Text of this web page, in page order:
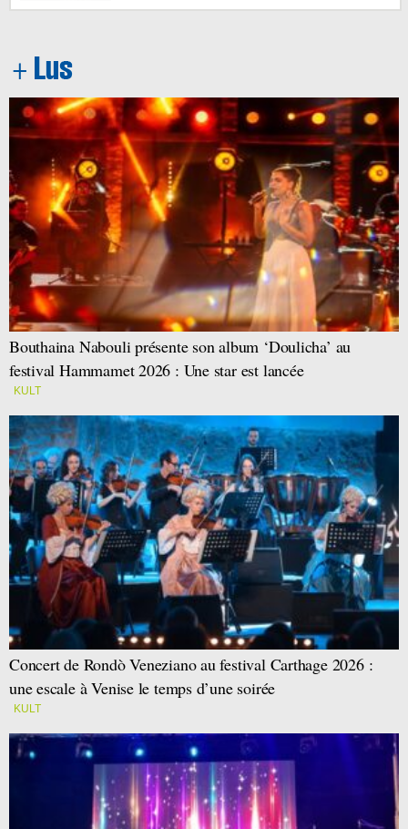
Bouthaina Nabouli présente son album ‘Doulicha’ au
festival Hammamet 2026 : Une star est lancée
KULT
Concert de Rondò Veneziano au festival Carthage 2026 :
une escale à Venise le temps d’une soirée
KULT